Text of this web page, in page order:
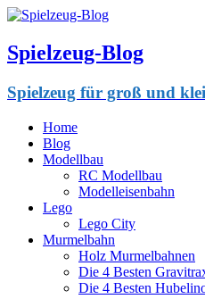
Spielzeug-Blog
Spielzeug für groß und
Home
Blog
Modellbau
RC Modellbau
Modelleisenbahn
Lego
Lego City
Murmelbahn
Holz Murmelbahnen
Die 4 Besten
Die 4 Besten